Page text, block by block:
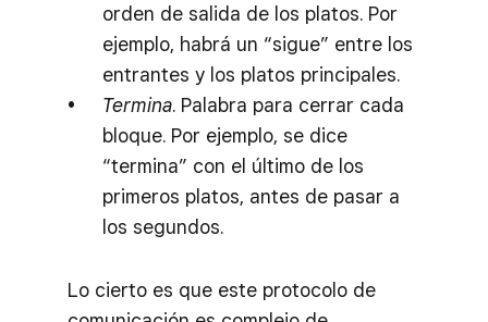
orden de salida de los platos. Por
ejemplo, habrá un “sigue” entre los
entrantes y los platos principales.
Termina. Palabra para cerrar cada
bloque. Por ejemplo, se dice
“termina” con el último de los
primeros platos, antes de pasar a
los segundos.
Lo cierto es que este protocolo de